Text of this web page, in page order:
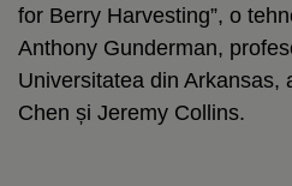
for Berry Harvesting”, o
Anthony Gunderman,
Universitatea din Arkansas,
Chen și Jeremy Collins.